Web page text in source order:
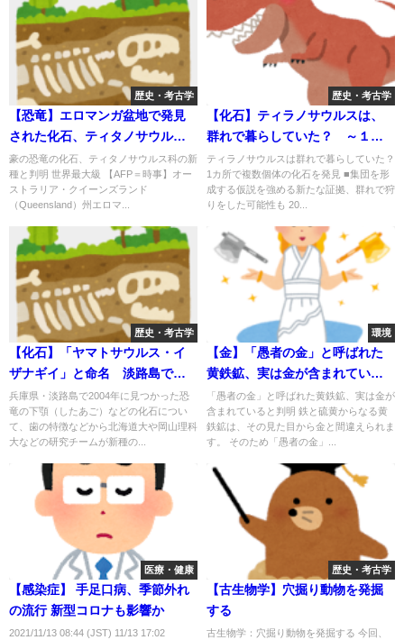
歴史・考古学
【恐竜】エロマンガ盆地で発見
された化石、ティタノサウルス
科の新種だった！！ ＝世界最
大級＝
豪の恐竜の化石、ティタノサウルス科の新
種と判明 世界最大級 【AFP＝時事】オー
ストラリア・クイーンズランド
（Queensland）州エロマ...
歴史・考古学
【化石】ティラノサウルスは、
群れで暮らしていた？ ～１カ
所で複数個体の化石を発見～
ティラノサウルスは群れで暮らしていた？
1カ所で複数個体の化石を発見 ■集団を形
成する仮説を強める新たな証拠、群れで狩
りをした可能性も 20...
歴史・考古学
【化石】「ヤマトサウルス・イ
ザナギイ」と命名 淡路島で化
石で発見された新種の恐竜
兵庫県・淡路島で2004年に見つかった恐
竜の下顎（したあご）などの化石につい
て、歯の特徴などから北海道大や岡山理科
大などの研究チームが新種の...
環境
【金】「愚者の金」と呼ばれた
黄鉄鉱、実は金が含まれている
と判明
「愚者の金」と呼ばれた黄鉄鉱、実は金が
含まれていると判明 鉄と硫黄からなる黄
鉄鉱は、その見た目から金と間違えられま
す。 そのため「愚者の金」...
医療・健康
【感染症】 手足口病、季節外れ
の流行 新型コロナも影響か
2021/11/13 08:44 (JST) 11/13 17:02
歴史・考古学
【古生物学】穴掘り動物を発掘
する
古生物学：穴掘り動物を発掘する 今回、